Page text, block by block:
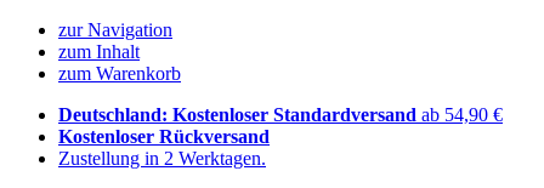
zur Navigation
zum Inhalt
zum Warenkorb
Deutschland: Kostenloser Standardversand ab 54,90 €
Kostenloser Rückversand
Zustellung in 2 Werktagen.